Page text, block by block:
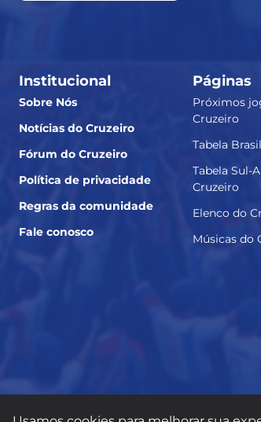
Institucional
Sobre Nós
Notícias do Cruzeiro
Fórum do Cruzeiro
Política de privacidade
Regras da comunidade
Fale conosco
Páginas
Próximos
Cruzeiro
Tabela
Tabela Sul-
Cruzeiro
Elenco do
Músicas do